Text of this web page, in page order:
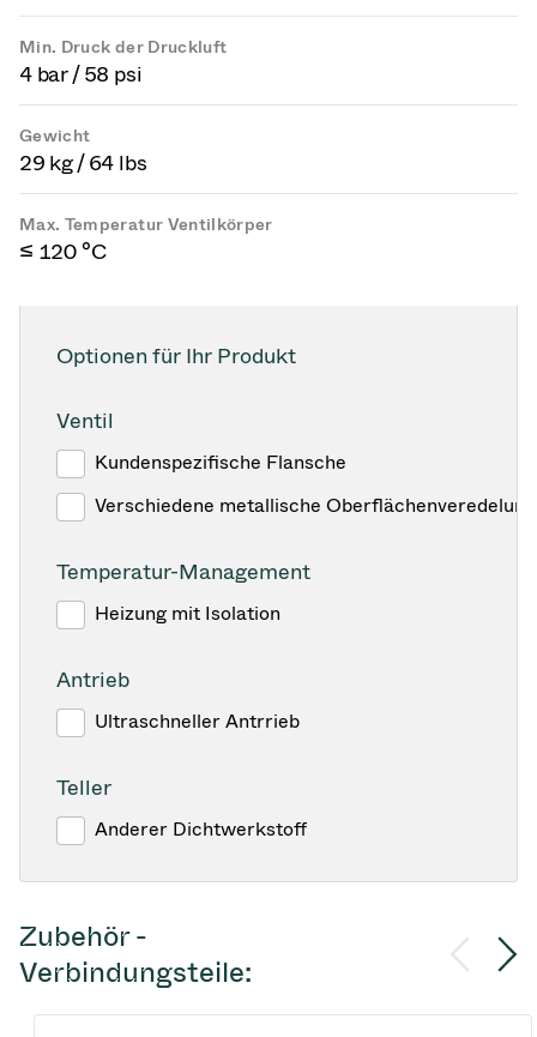
Min. Druck der Druckluft
4 bar / 58 psi
Gewicht
29 kg / 64 lbs
Max. Temperatur Ventilkörper
≤ 120 °C
Optionen für Ihr Produkt
Ventil
Kundenspezifische Flansche
Verschiedene metallische
Temperatur-Management
Heizung mit Isolation
Antrieb
Ultraschneller Antrrieb
Teller
Anderer Dichtwerkstoff
Zubehör -
Verbindungsteile: